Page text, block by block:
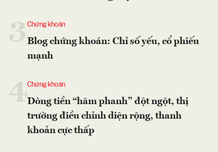
Chứng khoán
Blog chứng khoán: Chỉ số yếu, cổ phiếu
mạnh
4Chứng khoán
Dòng tiền “hãm phanh” đột ngột, thị
trường điều chỉnh diện rộng, thanh
khoản cực thấp